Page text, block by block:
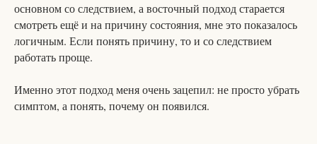
основном со следствием, а восточный подход старается
смотреть ещё и на причину состояния, мне это показалось
логичным. Если понять причину, то и со следствием
работать проще.
Именно этот подход меня очень зацепил: не просто убрать
симптом, а понять, почему он появился.